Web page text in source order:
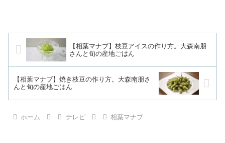
【相葉マナブ】枝豆アイスの作り方。大森南朋
さんと旬の産地ごはん
【相葉マナブ】焼き枝豆の作り方。大森南朋さ
んと旬の産地ごはん
ホーム テレビ 相葉マナブ